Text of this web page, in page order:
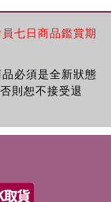
旅居德國，在德
藝術史課程。
七日商品鑑賞期
必須是全新狀態
則恕不接受退